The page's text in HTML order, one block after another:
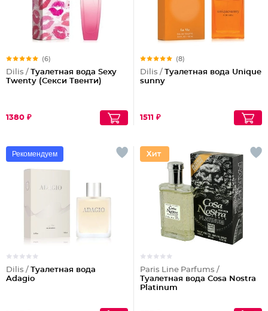
(6)
Dilis / Туалетная вода Sexy
Twenty (Секси Твенти)
1380 ₽
(8)
Dilis / Туалетная вода Unique
sunny
1511 ₽
Рекомендуем
Dilis / Туалетная вода
Adagio
Paris Line Parfums /
Туалетная вода Cosa Nostra
Platinum